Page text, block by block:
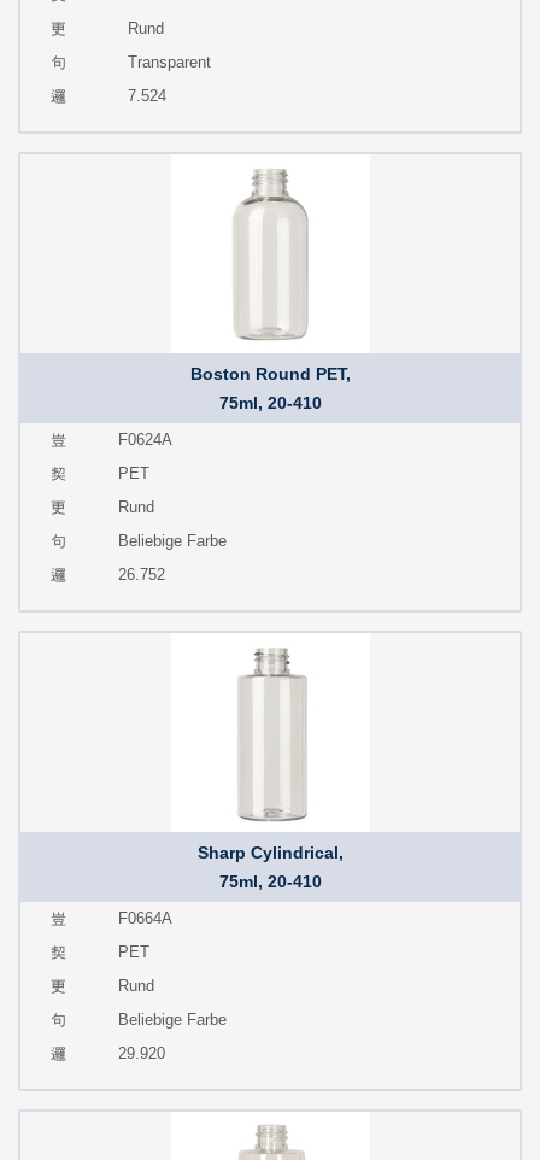
Rund
Transparent
7.524
Boston Round PET,
75ml, 20-410
F0624A
PET
Rund
Beliebige Farbe
26.752
Sharp Cylindrical,
75ml, 20-410
F0664A
PET
Rund
Beliebige Farbe
29.920